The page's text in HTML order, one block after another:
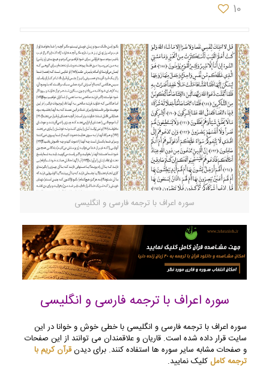
10
سوره اعراف با ترجمه فارسی و انگلیسی
سوره اعراف با ترجمه فارسی و انگلیسی
سوره اعراف با ترجمه فارسی و انگلیسی با خطی خوش و خوانا در این
سایت قرار داده شده است. قاریان و علاقمندان می توانند از این صفحات
و صفحات مشابه سایر سوره ها استفاده کنند. برای دیدنقرآن کریم با
ترجمه کامل کلیک نمایید.